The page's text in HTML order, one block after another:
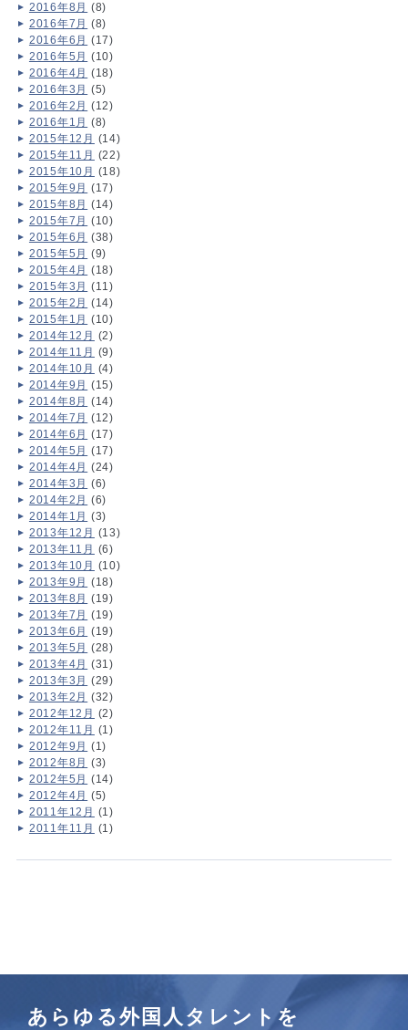
2016年8月 (8)
2016年7月 (8)
2016年6月 (17)
2016年5月 (10)
2016年4月 (18)
2016年3月 (5)
2016年2月 (12)
2016年1月 (8)
2015年12月 (14)
2015年11月 (22)
2015年10月 (18)
2015年9月 (17)
2015年8月 (14)
2015年7月 (10)
2015年6月 (38)
2015年5月 (9)
2015年4月 (18)
2015年3月 (11)
2015年2月 (14)
2015年1月 (10)
2014年12月 (2)
2014年11月 (9)
2014年10月 (4)
2014年9月 (15)
2014年8月 (14)
2014年7月 (12)
2014年6月 (17)
2014年5月 (17)
2014年4月 (24)
2014年3月 (6)
2014年2月 (6)
2014年1月 (3)
2013年12月 (13)
2013年11月 (6)
2013年10月 (10)
2013年9月 (18)
2013年8月 (19)
2013年7月 (19)
2013年6月 (19)
2013年5月 (28)
2013年4月 (31)
2013年3月 (29)
2013年2月 (32)
2012年12月 (2)
2012年11月 (1)
2012年9月 (1)
2012年8月 (3)
2012年5月 (14)
2012年4月 (5)
2011年12月 (1)
2011年11月 (1)
あらゆる外国人タレントを